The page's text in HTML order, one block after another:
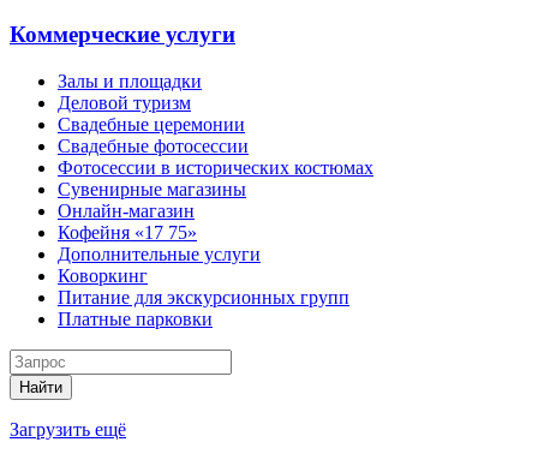
Коммерческие услуги
Залы и площадки
Деловой туризм
Свадебные церемонии
Свадебные фотосессии
Фотосессии в исторических костюмах
Сувенирные магазины
Онлайн-магазин
Кофейня «17 75»
Дополнительные услуги
Коворкинг
Питание для экскурсионных групп
Платные парковки
Найти
Загрузить ещё